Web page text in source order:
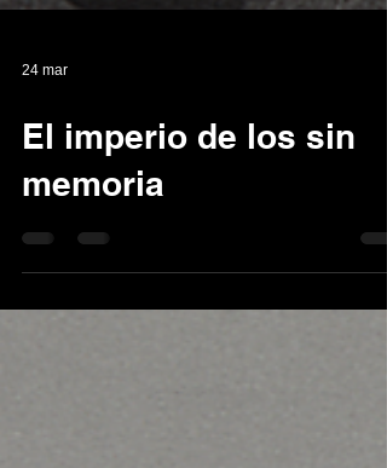
El imperio de los sin
memoria